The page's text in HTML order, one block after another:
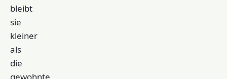
bleibt
sie
kleiner
als
die